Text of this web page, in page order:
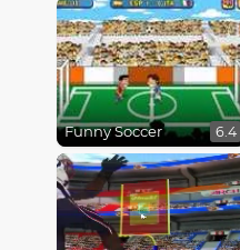
Funny Soccer 6.4